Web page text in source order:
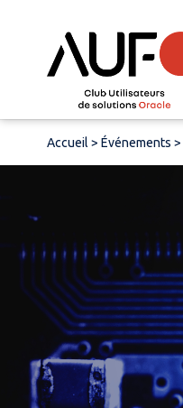
Accueil > Événements >